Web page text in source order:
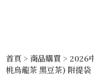
首頁 > 商品購買 > 2026
桃烏龍茶 黑豆茶) 附提袋